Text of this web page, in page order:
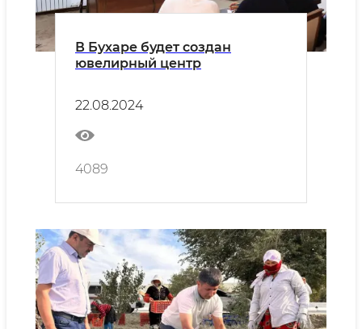
В Бухаре будет создан
ювелирный центр
22.08.2024
4089